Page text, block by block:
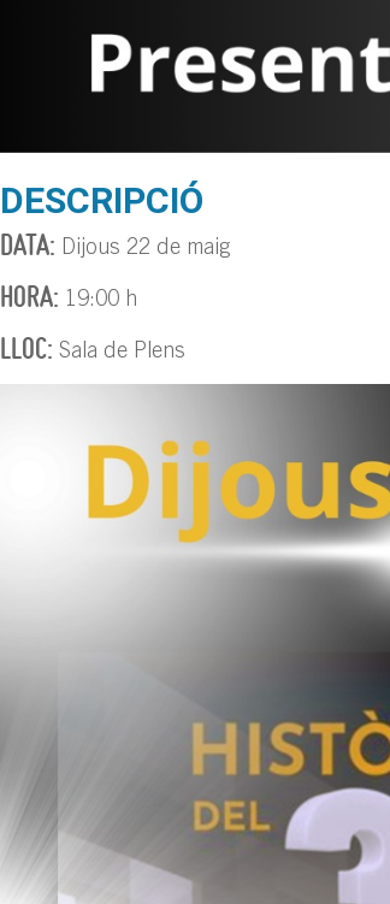
DESCRIPCIÓ
DATA: Dijous 22 de maig
HORA: 19:00 h
LLOC: Sala de Plens